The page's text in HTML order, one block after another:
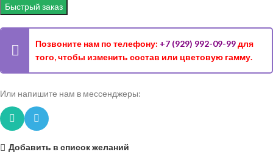
Быстрый заказ
Позвоните нам по телефону: +7 (929) 992-09-99для
того, чтобы изменить состав или цветовую гамму.
Или напишите нам в мессенджеры:
Добавить в список желаний